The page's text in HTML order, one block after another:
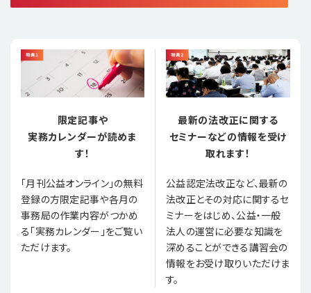
限定記事や
実務カレンダーが読めま
す！
「月刊公益オンライン」の無料
登録の方限定記事や各月の
事務局の作業内容がつかめ
る「実務カレンダー」をご覧い
ただけます。
最新の法改正に関する
セミナーなどの情報を受け
取れます！
公益認定法改正など、最新の
法改正とその対応に関するセ
ミナーをはじめ、公益・一般
法人の運営に必要な知識を
深めることができる講習会の
情報をお受け取りいただけま
す。